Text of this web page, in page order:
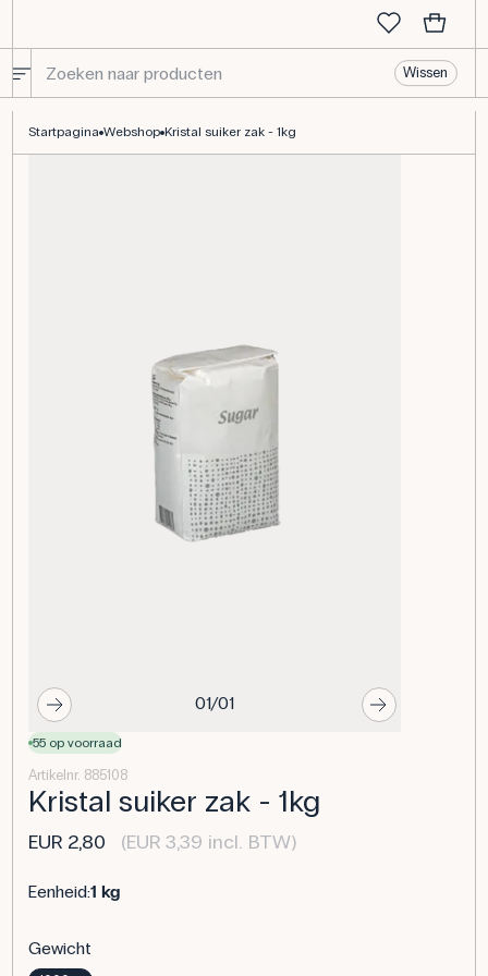
Wissen
Startpagina Webshop Kristal suiker zak - 1kg
01/01
55 op voorraad
Artikelnr. 885108
Kristal suiker zak - 1kg
EUR 2,80 (EUR 3,39 incl. BTW)
Eenheid:1 kg
Gewicht